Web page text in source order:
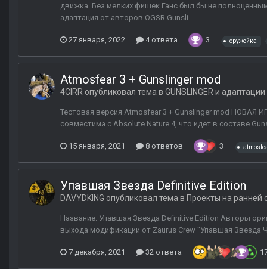
движка. Без мелких фишек Ганс был бы не
адаптация от авторов OGSR Gunsli...
27 января, 2022 4 ответа 3 оружейка
Atmosfear 3 + Gunslinger mod
4CIRR опубликовал тема в GUNSLINGER и адаптации
Тестовая версия Atmosfear 3 + Gunslinger mod НОВАЯ
совместима с Absolute Nature 4, что идет в составе
15 января, 2021 8 ответов 3
Упавшая Звезда Definitive Edition
DAVYDKING опубликовал тема в Проекты на ранней
Название: Упавшая Звезда Definitive Edition Авторы
выхода модификации от Zaurus Crew "Упавшая Звезда
7 декабря, 2021 32 ответа